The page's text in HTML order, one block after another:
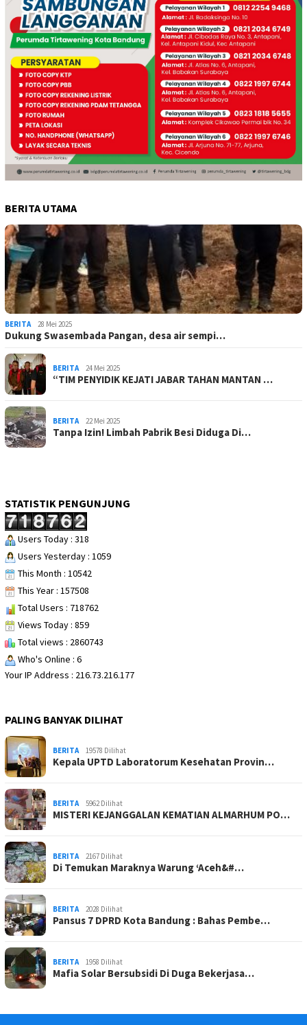
BERITA UTAMA
BERITA 28 Mei 2025
Dukung Swasembada Pangan, desa air sempi…
BERITA 24 Mei 2025
“TIM PENYIDIK KEJATI JABAR TAHAN MANTAN …
BERITA 22 Mei 2025
Tanpa Izin! Limbah Pabrik Besi Diduga Di…
STATISTIK PENGUNJUNG
Users Today : 318
Users Yesterday : 1059
This Month : 10542
This Year : 157508
Total Users : 718762
Views Today : 859
Total views : 2860743
Who's Online : 6
Your IP Address : 216.73.216.177
PALING BANYAK DILIHAT
BERITA 19578 Dilihat
Kepala UPTD Laboratorum Kesehatan Provin…
BERITA 5962 Dilihat
MISTERI KEJANGGALAN KEMATIAN ALMARHUM PO…
BERITA 2167 Dilihat
Di Temukan Maraknya Warung ‘Aceh&#…
BERITA 2028 Dilihat
Pansus 7 DPRD Kota Bandung : Bahas Pembe…
BERITA 1958 Dilihat
Mafia Solar Bersubsidi Di Duga Bekerjasa…